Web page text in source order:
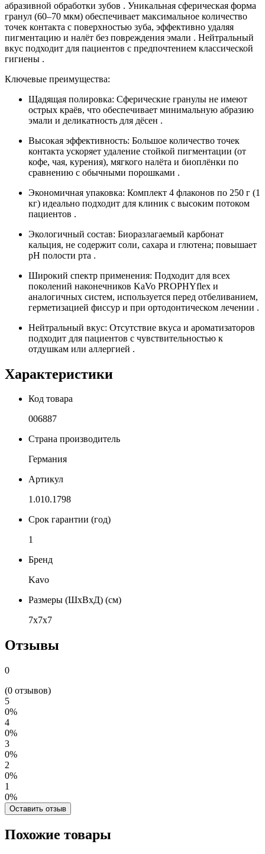
абразивной обработки зубов . Уникальная сферическая форма
гранул (60–70 мкм) обеспечивает максимальное количество
точек контакта с поверхностью зуба, эффективно удаляя
пигментацию и налёт без повреждения эмали . Нейтральный
вкус подходит для пациентов с предпочтением классической
гигиены .
Ключевые преимущества:
Щадящая полировка: Сферические гранулы не имеют
острых краёв, что обеспечивает минимальную абразию
эмали и деликатность для дёсен .
Высокая эффективность: Большое количество точек
контакта ускоряет удаление стойкой пигментации (от
кофе, чая, курения), мягкого налёта и биоплёнки по
сравнению с обычными порошками .
Экономичная упаковка: Комплект 4 флаконов по 250 г (1
кг) идеально подходит для клиник с высоким потоком
пациентов .
Экологичный состав: Биоразлагаемый карбонат
кальция, не содержит соли, сахара и глютена; повышает
pH полости рта .
Широкий спектр применения: Подходит для всех
поколений наконечников KaVo PROPHYflex и
аналогичных систем, используется перед отбеливанием,
герметизацией фиссур и при ортодонтическом лечении .
Нейтральный вкус: Отсутствие вкуса и ароматизаторов
подходит для пациентов с чувствительностью к
отдушкам или аллергией .
Характеристики
Код товара
006887
Страна производитель
Германия
Артикул
1.010.1798
Срок гарантии (год)
1
Бренд
Kavo
Размеры (ШхВхД) (см)
7х7х7
Отзывы
0
(0 отзывов)
5
0%
4
0%
3
0%
2
0%
1
0%
Оставить отзыв
Похожие товары